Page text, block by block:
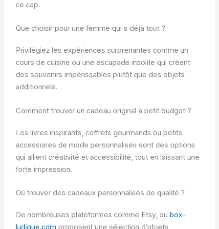
ce cap.
Que choisir pour une femme qui a déjà tout ?
Privilégiez les expériences surprenantes comme un
cours de cuisine ou une escapade insolite qui créent
des souvenirs impérissables plutôt que des objets
additionnels.
Comment trouver un cadeau original à petit budget ?
Les livres inspirants, coffrets gourmands ou petits
accessoires de mode personnalisés sont des options
qui allient créativité et accessibilité, tout en laissant une
forte impression.
Où trouver des cadeaux personnalisés de qualité ?
De nombreuses plateformes comme Etsy, ou box-
ludique.com proposent une sélection d’objets